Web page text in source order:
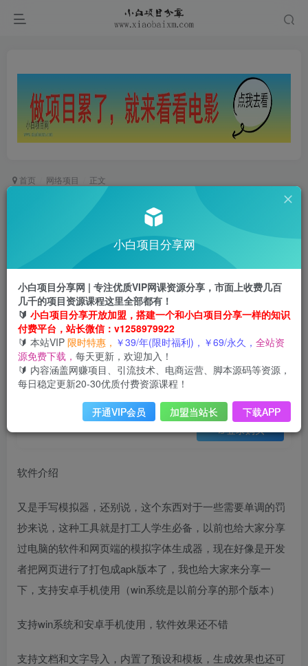
首页 网络项目 正文
超逼真手写字体一键生成器，纯免费离线运行，一
次性支持10000字，零广告，内置海量模板
1个月前更新
关注
0 240 43
此内容为会员免费，请付费后查看
云币3云币12
年VIP免费 终身VIP会员免费
登录购买
会员免费 已售 21
软件介绍
又是手写模拟器，还别说，这个东西对于一些需要单调的罚
抄来说，这种工具就是打工人学生必备，以前也给大家分享
过电脑的软件和网页端的模拟字体生成器，现在好像是开发
者把网页进行了打包成apk版本了，我也给大家来分享一
下，支持安卓手机使用（win系统是以前分享的那个版本）
支持win系统和安卓手机使用，软件效果还不错
支持文档和文字导入，内置了预设和模板，生成效果也还可
小白项目分享网
小白项目分享网 | 专注优质VIP网课资源分享，市面上收费几百
几千的项目资源课程这里全部都有！
🔰 小白项目分享开放加盟，搭建一个和小白项目分享一样的知识
付费平台，站长微信：v1258979922
🔰 本站VIP 限时特惠， ￥39/年(限时福利)，￥69/永久， 全站资
源免费下载， 每天更新，欢迎加入！
🔰 内容涵盖网赚项目、引流技术、电商运营、脚本源码等资源，
每日稳定更新20-30优质付费资源课程！
开通VIP会员 加盟当站长 下载APP